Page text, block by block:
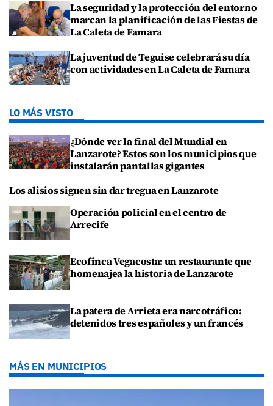
La seguridad y la protección del entorno
marcan la planificación de las Fiestas de
La Caleta de Famara
La juventud de Teguise celebrará su día
con actividades en La Caleta de Famara
LO MÁS VISTO
¿Dónde ver la final del Mundial en
Lanzarote? Estos son los municipios que
instalarán pantallas gigantes
Los alisios siguen sin dar tregua en Lanzarote
Operación policial en el centro de
Arrecife
Ecofinca Vegacosta: un restaurante que
homenajea la historia de Lanzarote
La patera de Arrieta era narcotráfico:
detenidos tres españoles y un francés
MÁS EN MUNICIPIOS